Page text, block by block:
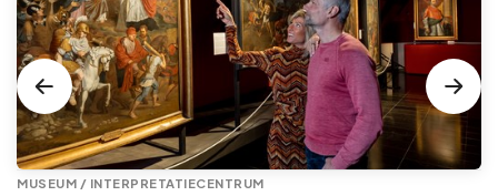
MUSEUM / INTERPRETATIECENTRUM